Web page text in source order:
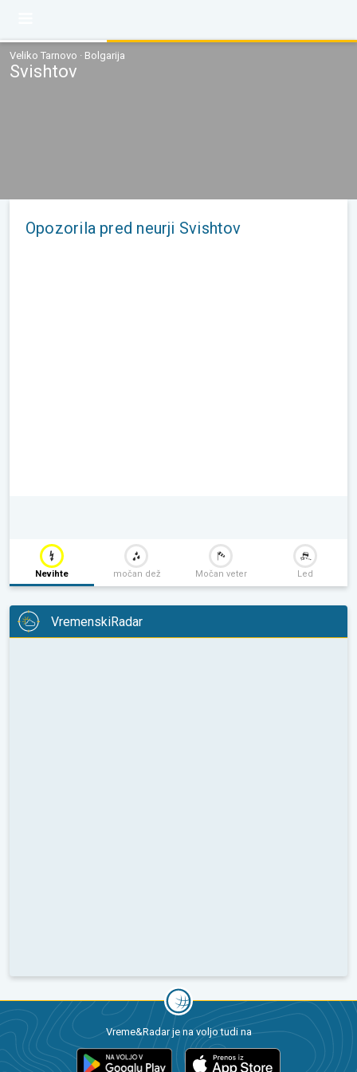
Veliko Tarnovo · Bolgarija
Svishtov
Opozorila pred neurji Svishtov
Nevihte močan dež Močan veter Led
VremenskiRadar
Vreme&Radar je na voljo tudi na